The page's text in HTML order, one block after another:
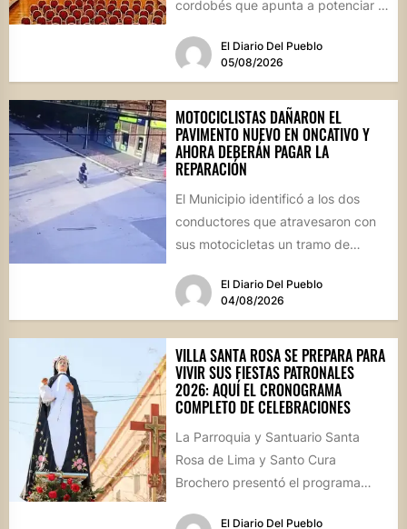
cordobés que apunta a potenciar el
El Diario Del Pueblo
05/08/2026
MOTOCICLISTAS DAÑARON EL
PAVIMENTO NUEVO EN ONCATIVO Y
AHORA DEBERÁN PAGAR LA
REPARACIÓN
El Municipio identificó a los dos
conductores que atravesaron con
sus motocicletas un tramo de
calle...
El Diario Del Pueblo
04/08/2026
VILLA SANTA ROSA SE PREPARA PARA
VIVIR SUS FIESTAS PATRONALES
2026: AQUÍ EL CRONOGRAMA
COMPLETO DE CELEBRACIONES
La Parroquia y Santuario Santa
Rosa de Lima y Santo Cura
Brochero presentó el programa
El Diario Del Pueblo